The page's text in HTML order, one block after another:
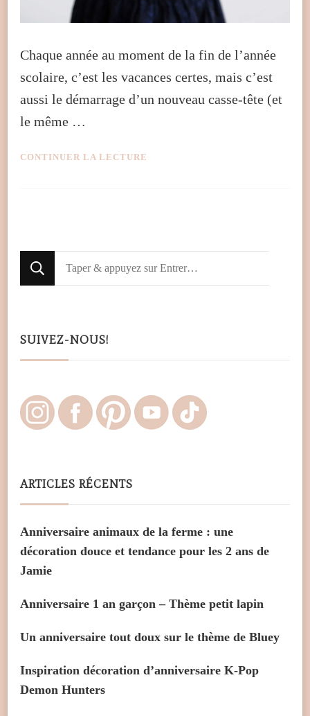
Chaque année au moment de la fin de l’année
scolaire, c’est les vacances certes, mais c’est
aussi le démarrage d’un nouveau casse-tête (et
le même …
CONTINUER LA LECTURE
Looking
for
SUIVEZ-NOUS!
ARTICLES RÉCENTS
Anniversaire animaux de la ferme : une
décoration douce et tendance pour les 2 ans de
Jamie
Anniversaire 1 an garçon – Thème petit lapin
Un anniversaire tout doux sur le thème de Bluey
Inspiration décoration d’anniversaire K-Pop
Demon Hunters